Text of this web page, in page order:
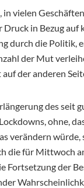
in vielen
in Bezug auf
durch die Politik,
der Mut
der anderen
des seit
ohne,
verändern würde,
die für Mittwoch
Fortsetzung der